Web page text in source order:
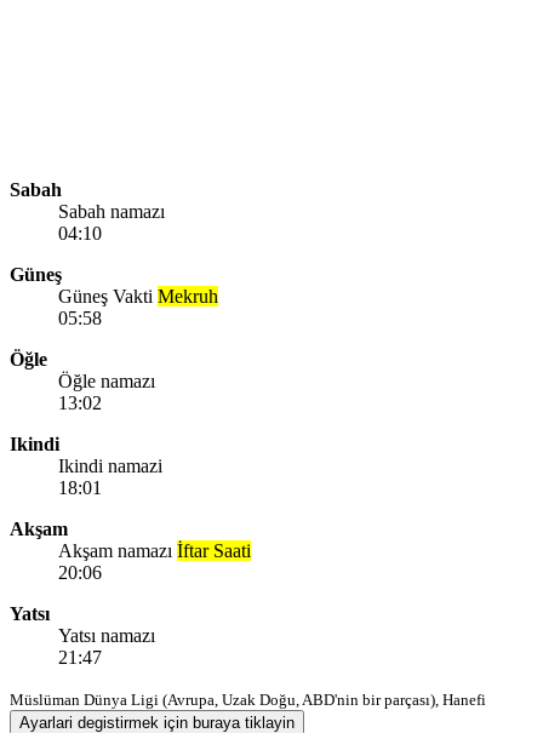
Sabah
Sabah namazı
04:10
Güneş
Güneş Vakti Mekruh
05:58
Öğle
Öğle namazı
13:02
Ikindi
Ikindi namazi
18:01
Akşam
Akşam namazı İftar Saati
20:06
Yatsı
Yatsı namazı
21:47
Müslüman Dünya Ligi (Avrupa, Uzak Doğu, ABD'nin bir parçası), Hanefi
Ayarlari degistirmek için buraya tiklayin